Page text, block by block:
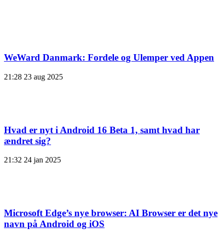
WeWard Danmark: Fordele og Ulemper ved Appen
21:28 23 aug 2025
Hvad er nyt i Android 16 Beta 1, samt hvad har
ændret sig?
21:32 24 jan 2025
Microsoft Edge’s nye browser: AI Browser er det nye
navn på Android og iOS